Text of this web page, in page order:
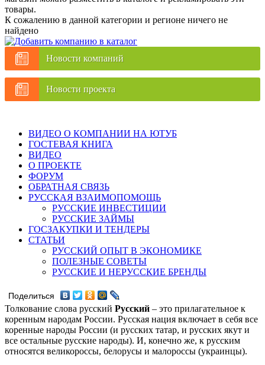
товары.
К сожалению в данной категории и регионе ничего не
найдено
Новости компаний
Новости проекта
ВИДЕО О КОМПАНИИ НА ЮТУБ
ГОСТЕВАЯ КНИГА
ВИДЕО
О ПРОЕКТЕ
ФОРУМ
ОБРАТНАЯ СВЯЗЬ
РУССКАЯ ВЗАИМОПОМОЩЬ
РУССКИЕ ИНВЕСТИЦИИ
РУССКИЕ ЗАЙМЫ
ГОСЗАКУПКИ И ТЕНДЕРЫ
СТАТЬИ
РУССКИЙ ОПЫТ В ЭКОНОМИКЕ
ПОЛЕЗНЫЕ СОВЕТЫ
РУССКИЕ И НЕРУССКИЕ БРЕНДЫ
Поделиться
Толкование слова русский Русский – это прилагательное к
коренным народам России. Русская нация включает в себя все
коренные народы России (и русских татар, и русских якут и
все остальные русские народы). И, конечно же, к русским
относятся великороссы, белорусы и малороссы (украинцы).